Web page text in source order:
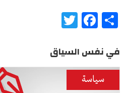
Share
Facebook
في نفس السياق
سياسة